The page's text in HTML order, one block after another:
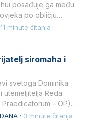
posađuje ga među
po obličju
11 minute čitanja
siromaha i
svetoga Dominika
utemeljitelja Reda
– OP).
ljubavlju prema
· 3 minute čitanja